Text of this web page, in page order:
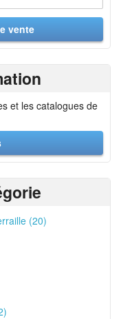
et les catalogues de
(20)